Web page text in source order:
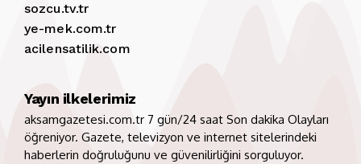
sozcu.tv.tr
ye-mek.com.tr
acilensatilik.com
Yayın ilkelerimiz
aksamgazetesi.com.tr 7 gün/24 saat Son dakika Olayları
öğreniyor. Gazete, televizyon ve internet sitelerindeki
haberlerin doğruluğunu ve güvenilirliğini sorguluyor.